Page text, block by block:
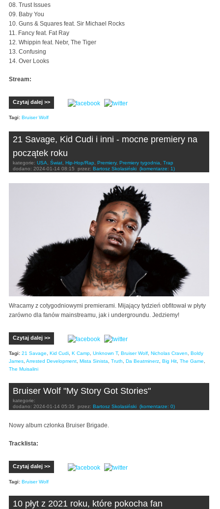
08. Trust Issues
09. Baby You
10. Guns & Squares feat. Sir Michael Rocks
11. Fancy feat. Fat Ray
12. Whippin feat. Nebr, The Tiger
13. Confusing
14. Over Looks
Stream:
Czytaj dalej >>
Tagi: Bruiser Wolf
21 Savage, Kid Cudi i inni - mocne premiery na
początek roku
kategorie: USA, Świat, Hip-Hop/Rap, Premiery, Premiery tygodnia, Trap
dodano: 2024-01-14 08:15 przez: Bartosz Skolasiński (komentarze: 1)
Wracamy z cotygodniowymi premierami. Mijający tydzień obfitował w płyty
zarówno dla fanów mainstreamu, jak i undergroundu. Jedziemy!
Czytaj dalej >>
Tagi: 21 Savage Kid Cudi K Camp Unknown T, Bruiser Wolf Nicholas Craven
Boldy
James Arrested Development Mista Sinista Truth Da Beatminerz Big Hit The Game
The Muisalini
Bruiser Wolf "My Story Got Stories"
kategorie:
dodano: 2024-01-14 05:35 przez: Bartosz Skolasiński (komentarze: 0)
Nowy album członka Bruiser Brigade.
Tracklista:
Czytaj dalej >>
Tagi: Bruiser Wolf
10 płyt z 2021 roku, które pokocha fan